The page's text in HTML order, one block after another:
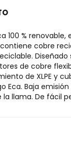
100 % renovable,
cobre
Diseñado
de cobre
de XLPE y
Eca. Baja emisión
llama. De fácil